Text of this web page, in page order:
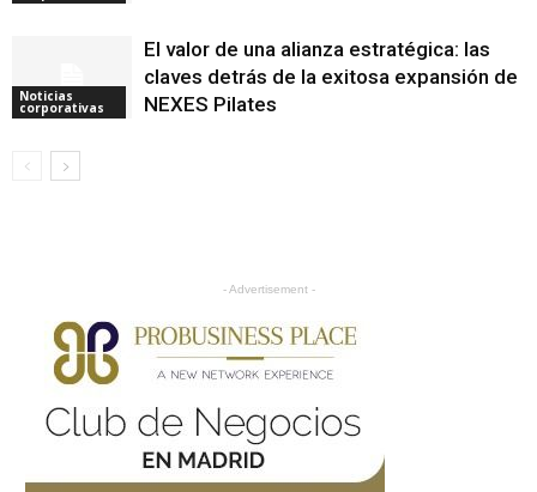
Noticias
corporativas
El valor de una alianza estratégica: las
claves detrás de la exitosa expansión de
NEXES Pilates
- Advertisement -